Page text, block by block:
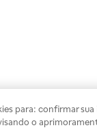
para: confirmar
o